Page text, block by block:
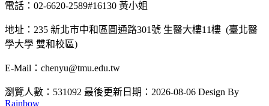
電話：02-6620-2589#16130 黃小姐
地址：235 新北市中和區圓通路301號 生醫大樓11樓 (臺北醫
學大學 雙和校區)
E-Mail：chenyu@tmu.edu.tw
瀏覽人數：531092 最後更新日期：2026-08-06 Design By
Rainbow